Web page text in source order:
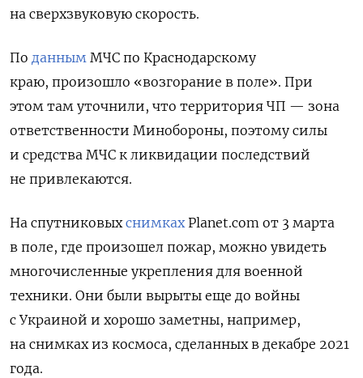
на сверхзвуковую скорость.
По данным МЧС по Краснодарскому
краю, произошло «возгорание в поле». При
этом там уточнили, что территория ЧП — зона
ответственности Минобороны, поэтому силы
и средства МЧС к ликвидации последствий
не привлекаются.
На спутниковыхснимкахPlanet.com от 3 марта
в поле, где произошел пожар, можно увидеть
многочисленные укрепления для военной
техники. Они были вырыты еще до войны
с Украиной и хорошо заметны, например,
на снимках из космоса, сделанных в декабре 2021
года.